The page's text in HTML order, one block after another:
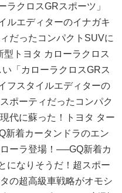
ラクロスGRスポーツ」
ルエディターのイナガキ
だったコンパクトSUVに
型トヨタ カローラクロス
「カローラクロスGRス
フスタイルエディターの
ポーティだったコンパク
代に蘇った！トヨタ ター
新着カータンドラのエン
ーラ登場！──GQ新着カ
になりそうだ！超スポー
の超高級車戦略がオモシ